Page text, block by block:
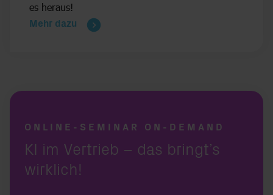
es heraus!
Mehr dazu
ONLINE-SEMINAR ON-DEMAND
KI im Vertrieb – das bringt’s
wirklich!